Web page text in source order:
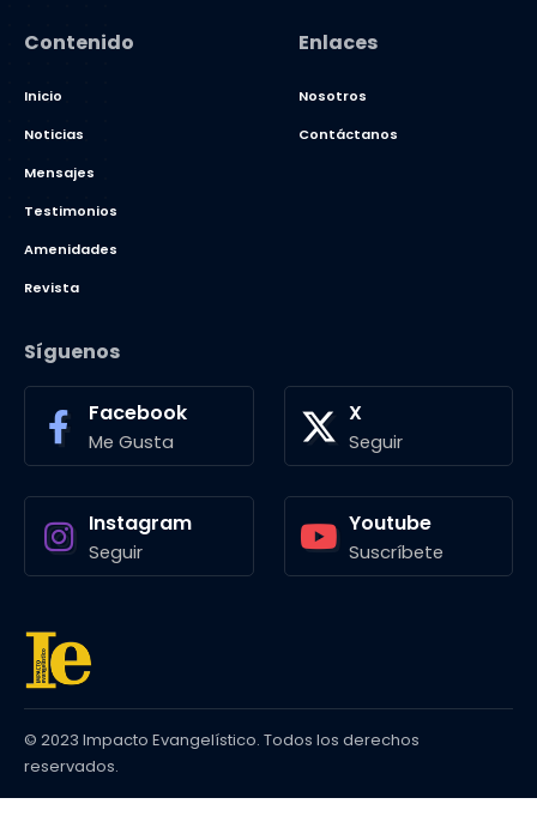
Contenido
Inicio
Noticias
Mensajes
Testimonios
Amenidades
Revista
Enlaces
Nosotros
Contáctanos
Síguenos
Facebook
Me Gusta
X
Seguir
Instagram
Seguir
Youtube
Suscríbete
© 2023 Impacto Evangelístico. Todos los derechos
reservados.